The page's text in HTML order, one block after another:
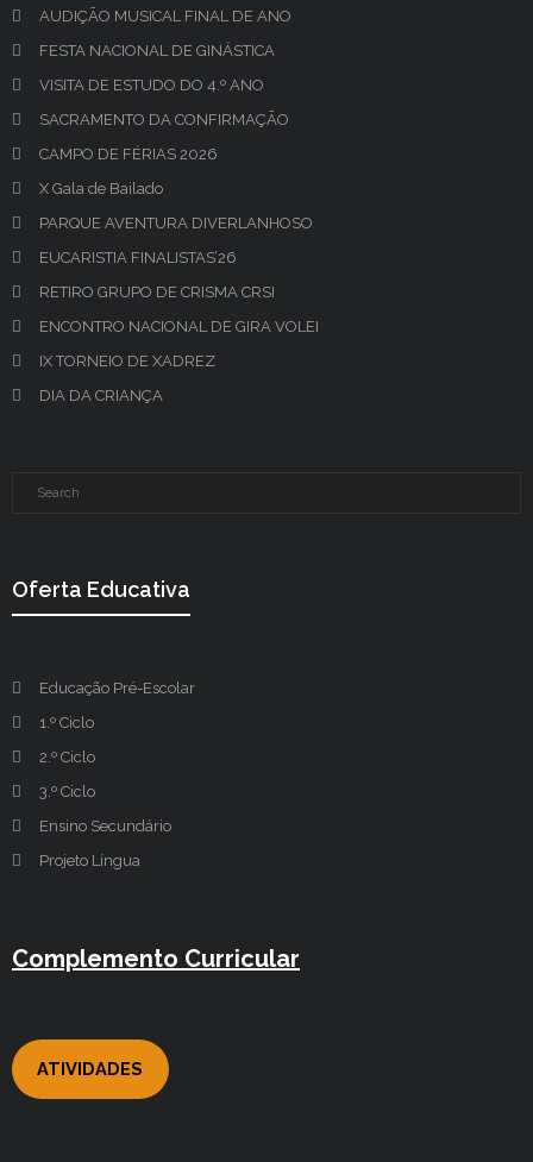
AUDIÇÃO MUSICAL FINAL DE ANO
FESTA NACIONAL DE GINÁSTICA
VISITA DE ESTUDO DO 4.º ANO
SACRAMENTO DA CONFIRMAÇÃO
CAMPO DE FÉRIAS 2026
X Gala de Bailado
PARQUE AVENTURA DIVERLANHOSO
EUCARISTIA FINALISTAS’26
RETIRO GRUPO DE CRISMA CRSI
ENCONTRO NACIONAL DE GIRA VOLEI
IX TORNEIO DE XADREZ
DIA DA CRIANÇA
Oferta Educativa
Educação Pré-Escolar
1.º Ciclo
2.º Ciclo
3.º Ciclo
Ensino Secundário
Projeto Língua
Complemento Curricular
ATIVIDADES